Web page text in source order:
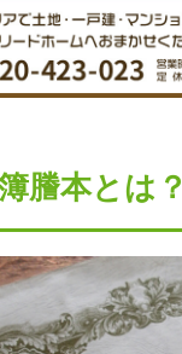
謄本とは？